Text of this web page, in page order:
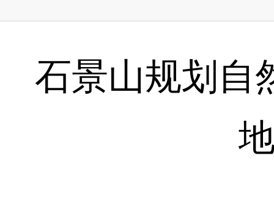
石景山规划自